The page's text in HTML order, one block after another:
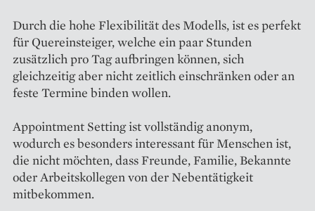
Durch die hohe Flexibilität des Modells, ist es perfekt
für Quereinsteiger, welche ein paar Stunden
zusätzlich pro Tag aufbringen können, sich
gleichzeitig aber nicht zeitlich einschränken oder an
feste Termine binden wollen.
Appointment Setting ist vollständig anonym,
wodurch es besonders interessant für Menschen ist,
die nicht möchten, dass Freunde, Familie, Bekannte
oder Arbeitskollegen von der Nebentätigkeit
mitbekommen.